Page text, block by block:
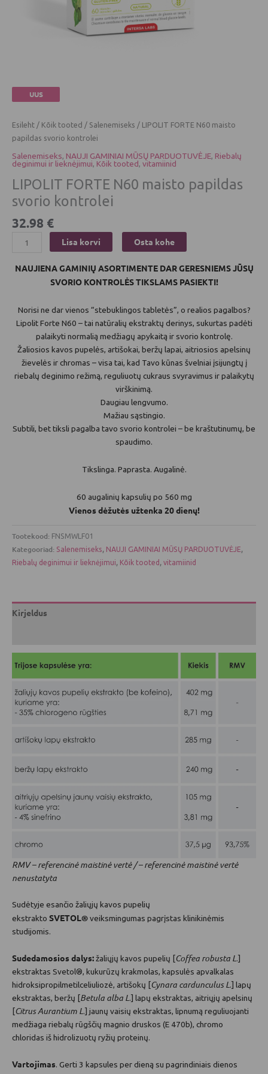
UUS
Esileht / Kõik tooted / Salenemiseks / LIPOLIT FORTE N60 maisto
papildas svorio kontrolei
Salenemiseks, NAUJI GAMINIAI MŪSŲ PARDUOTUVĖJE, Riebalų
deginimui ir lieknėjimui, Kõik tooted, vitamiinid
LIPOLIT FORTE N60 maisto papildas
svorio kontrolei
32.98 €
Lisa korvi Osta kohe
NAUJIENA GAMINIŲ ASORTIMENTE DAR GERESNIEMS JŪSŲ
SVORIO KONTROLĖS TIKSLAMS PASIEKTI!
Norisi ne dar vienos “stebuklingos tabletės”, o realios pagalbos?
Lipolit Forte N60 – tai natūralių ekstraktų derinys, sukurtas padėti
palaikyti normalią medžiagų apykaitą ir svorio kontrolę.
Žaliosios kavos pupelės, artišokai, beržų lapai, aitriosios apelsinų
žievelės ir chromas – visa tai, kad Tavo kūnas švelniai įsijungtų į
riebalų deginimo režimą, reguliuotų cukraus svyravimus ir palaikytų
virškinimą.
Daugiau lengvumo.
Mažiau sąstingio.
Subtili, bet tiksli pagalba tavo svorio kontrolei – be kraštutinumų, be
spaudimo.
Tikslinga. Paprasta. Augalinė.
60 augalinių kapsulių po 560 mg
Vienos dėžutės užtenka 20 dienų!
Tootekood: FNSMWLF01
Kategooriad: Salenemiseks, NAUJI GAMINIAI MŪSŲ PARDUOTUVĖJE,
Riebalų deginimui ir lieknėjimui, Kõik tooted , vitamiinid
Kirjeldus
RMV – referencinė maistinė vertė / – referencinė maistinė vertė
nenustatyta
Sudėtyje esančio žaliųjų kavos pupelių
ekstrakto SVETOL®veiksmingumas pagrįstas klinikinėmis
studijomis.
Sudedamosios dalys:žaliųjų kavos pupelių [Coffea robusta L.]
ekstraktas Svetol®, kukurūzų krakmolas, kapsulės apvalkalas
hidroksipropilmetilceliuliozė, artišokų [Cynara cardunculus L.] lapų
ekstraktas, beržų [Betula alba L.] lapų ekstraktas, aitriųjų apelsinų
[Citrus Aurantium L.] jaunų vaisių ekstraktas, lipnumą reguliuojanti
medžiaga riebalų rūgščių magnio druskos (E 470b), chromo
chloridas iš hidrolizuotų ryžių proteinų.
Vartojimas. Gerti 3 kapsules per dieną su pagrindiniais dienos